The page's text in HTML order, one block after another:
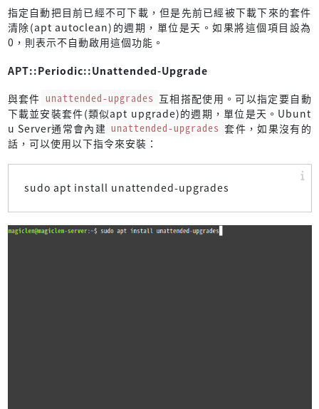
指定自動把目前已經不可下載，但是先前已經被下載下來的套件
清除(apt autoclean)的週期，單位是天。如果將這個項目設為
0，則表示不自動啟用這個功能。
APT::Periodic::Unattended-Upgrade
與套件 unattended-upgrades 互相搭配使用。可以指定要自動
下載並安裝套件(類似apt upgrade)的週期，單位是天。Ubunt
u Server通常會內建 unattended-upgrades 套件，如果沒有的
話，可以使用以下指令來安裝：
sudo apt install unattended-upgrades